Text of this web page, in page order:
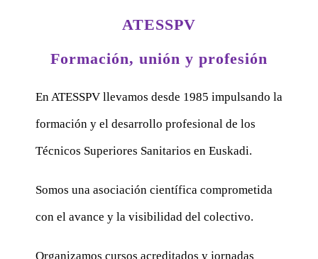
ATESSPV
Formación, unión y profesión
En ATESSPV llevamos desde 1985 impulsando la
formación y el desarrollo profesional de los
Técnicos Superiores Sanitarios en Euskadi.
Somos una asociación científica comprometida
con el avance y la visibilidad del colectivo.
Organizamos cursos acreditados y jornadas